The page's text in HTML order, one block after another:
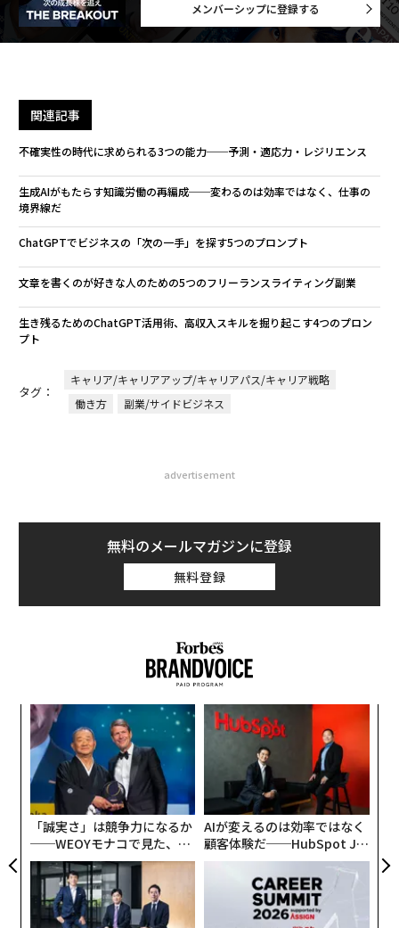
メンバーシップに登録する
関連記事
不確実性の時代に求められる3つの能力──予測・適応力・レジリエンス
生成AIがもたらす知識労働の再編成──変わるのは効率ではなく、仕事の
境界線だ
ChatGPTでビジネスの「次の一手」を探す5つのプロンプト
文章を書くのが好きな人のための5つのフリーランスライティング副業
生き残るためのChatGPT活用術、高収入スキルを掘り起こす4つのプロン
プト
タグ：
キャリア/キャリアアップ/キャリアパス/キャリア戦略
働き方
副業/サイドビジネス
advertisement
無料のメールマガジンに登録
無料登録
「誠実さ」は競争力になるか
──WEOYモナコで見た、く
ら寿司の経営哲学
AIが変えるのは効率ではなく
顧客体験だ──HubSpot Ja
panが語る「Grow Better」
な組織のつくり方